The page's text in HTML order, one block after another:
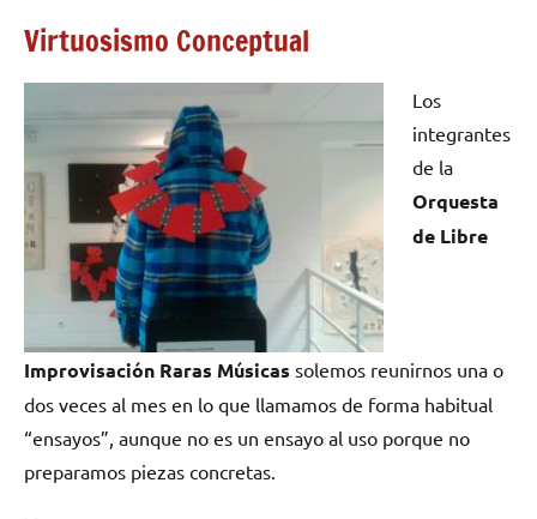
Virtuosismo Conceptual
Los
integrantes
de la
Orquesta
de Libre
Improvisación Raras Músicas solemos reunirnos una o
dos veces al mes en lo que llamamos de forma habitual
“ensayos”, aunque no es un ensayo al uso porque no
preparamos piezas concretas.